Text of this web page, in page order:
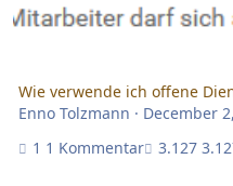
Wie verwende ich offene
Enno Tolzmann · December
1 Kommentar